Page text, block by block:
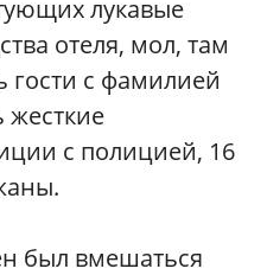
лукавые
отеля, мол, там
гости с фамилией
жесткие
с полицией, 16
был вмешаться